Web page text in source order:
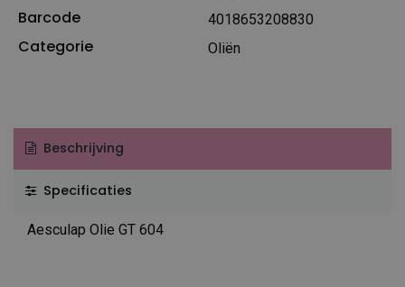
Barcode 4018653208830
Categorie Oliën
Beschrijving
Specificaties
Aesculap Olie GT 604